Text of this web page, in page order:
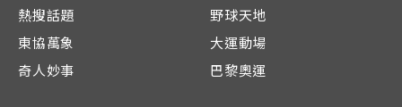
熱搜話題
東協萬象
奇人妙事
野球天地
大運動場
巴黎奧運